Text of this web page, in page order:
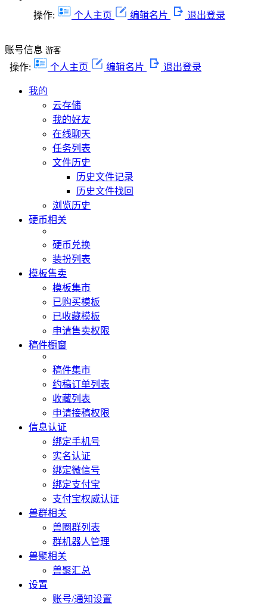
操作: 个人主页 编辑名片 退出登录
账号信息 游客
操作: 个人主页 编辑名片 退出登录
我的
云存储
我的好友
在线聊天
任务列表
文件历史
历史文件记录
历史文件找回
浏览历史
硬币相关
硬币兑换
装扮列表
模板售卖
模板集市
已购买模板
已收藏模板
申请售卖权限
稿件橱窗
稿件集市
约稿订单列表
收藏列表
申请接稿权限
信息认证
绑定手机号
实名认证
绑定微信号
绑定支付宝
支付宝权威认证
兽群相关
兽圈群列表
群机器人管理
兽聚相关
兽聚汇总
设置
账号/通知设置